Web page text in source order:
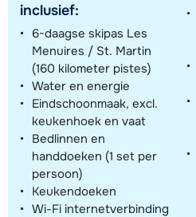
inclusief:
6-daagse skipas Les
Menuires / St. Martin
(160 kilometer pistes)
Water en energie
Eindschoonmaak, excl.
keukenhoek en vaat
Bedlinnen en
handdoeken (1 set per
persoon)
Keukendoeken
Wi-Fi internetverbinding